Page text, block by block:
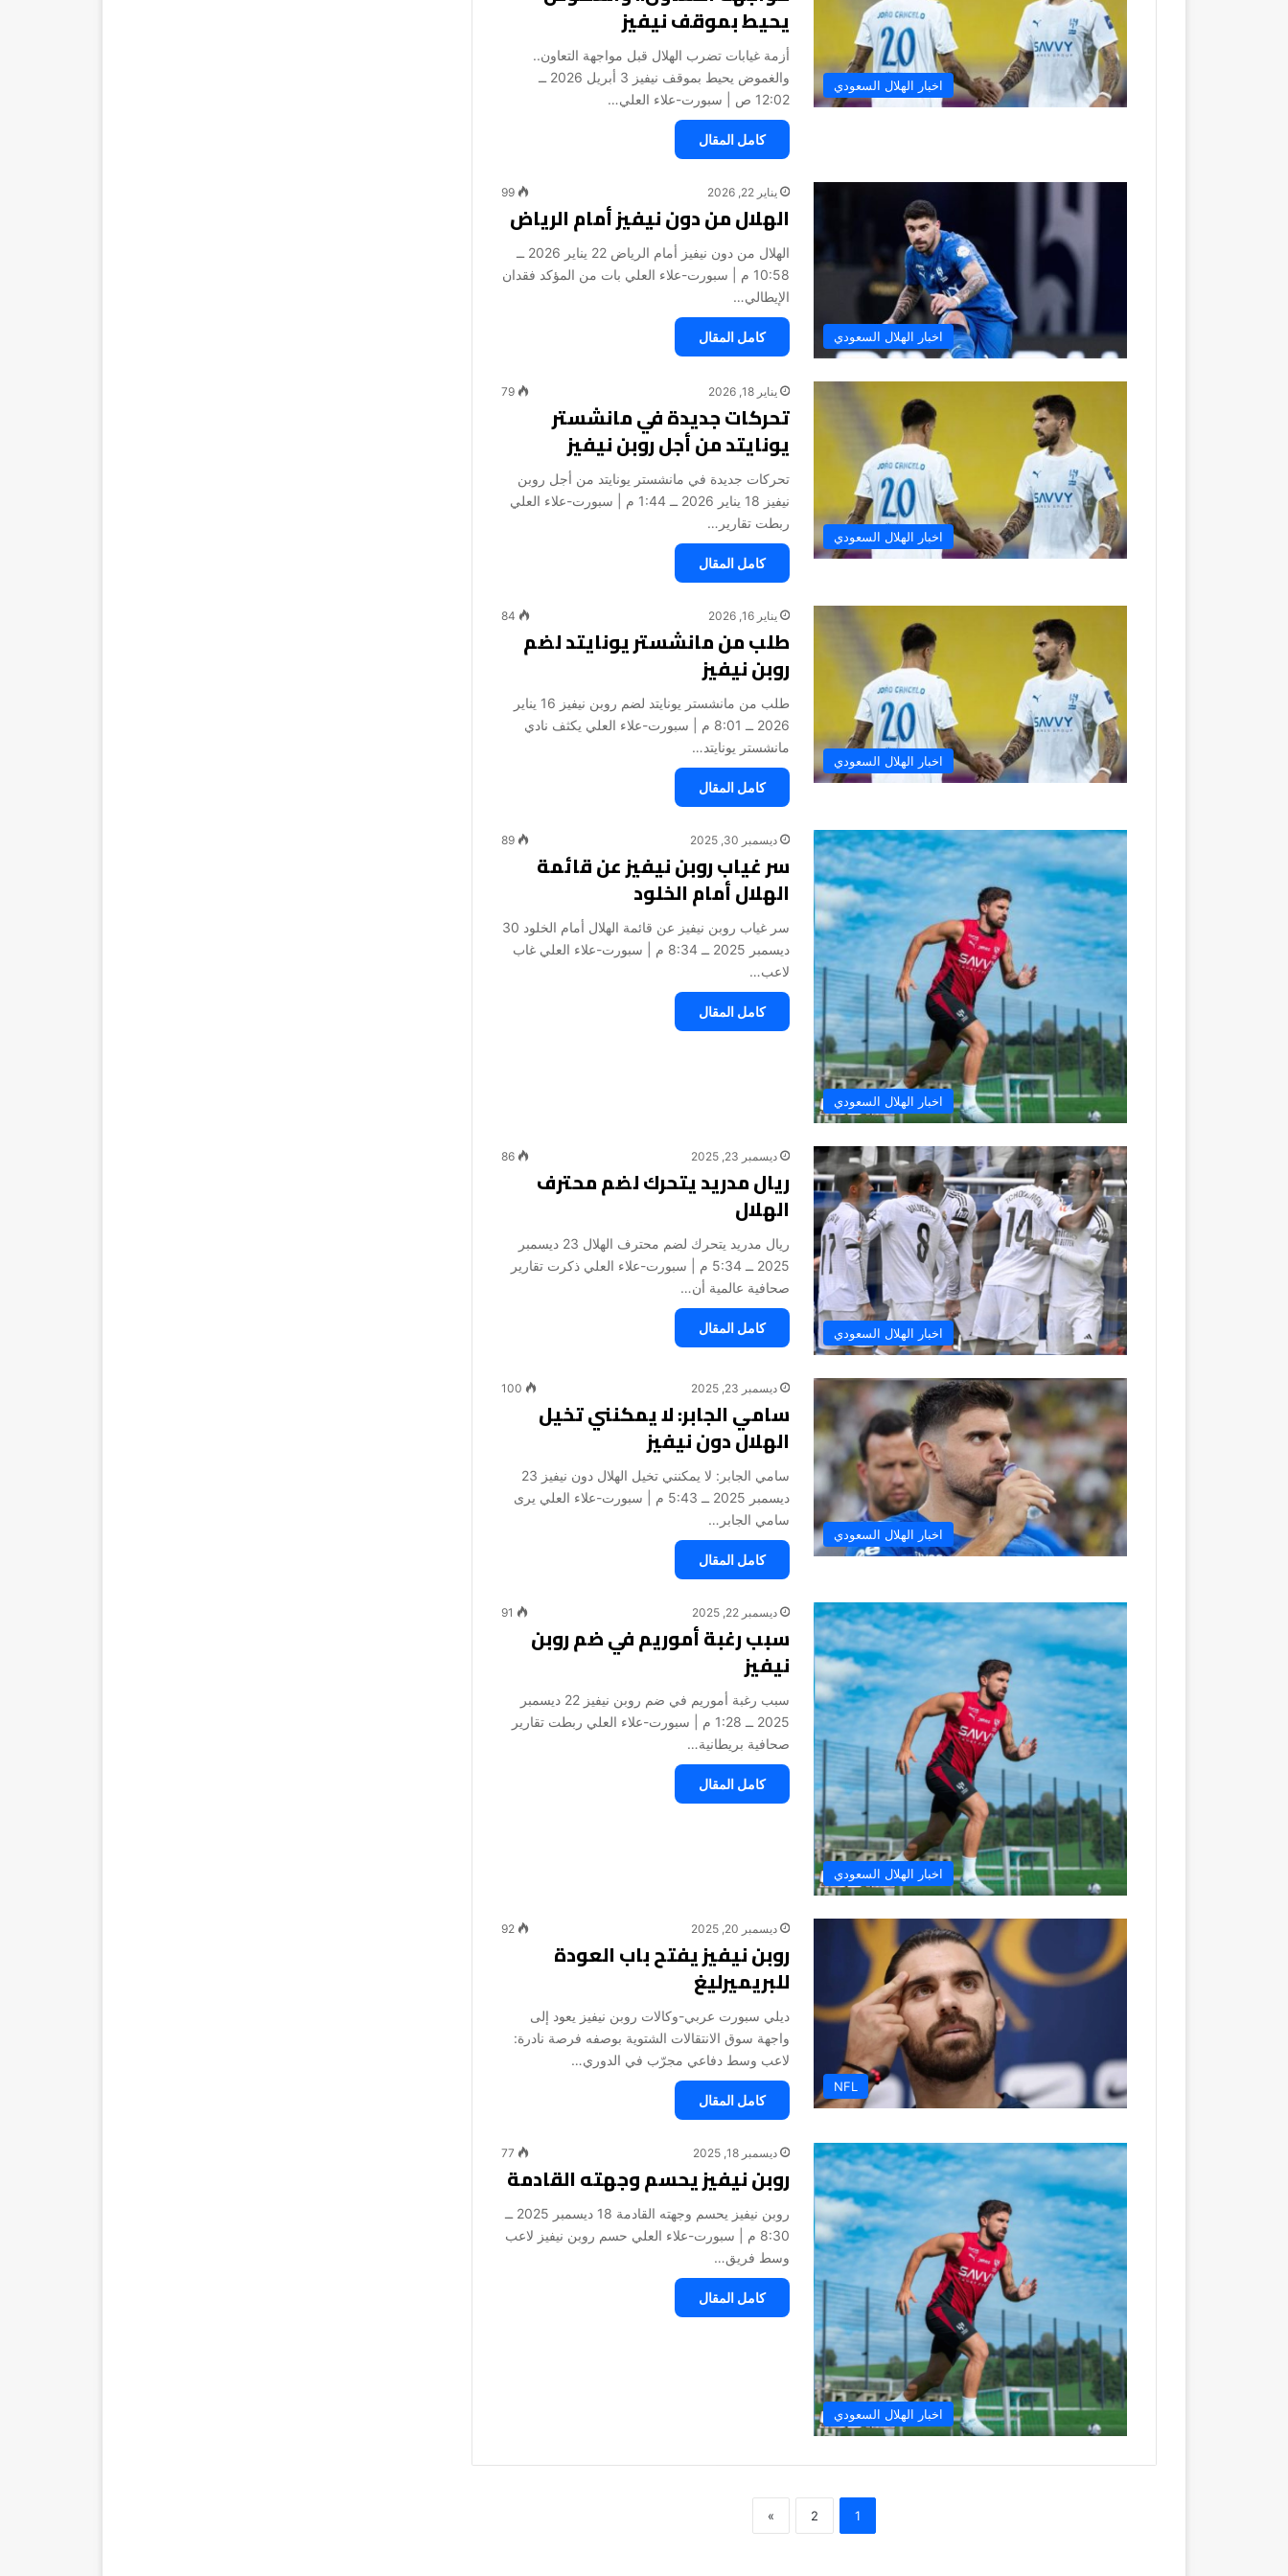
اخبار الهلال السعودي
يحيط بموقف نيفيز
أزمة غيابات تضرب الهلال قبل مواجهة التعاون..
والغموض يحيط بموقف نيفيز 3 أبريل 2026 ــ
12:02 ص | سبورت-علاء العلي…
كامل المقال
اخبار الهلال السعودي
يناير 22, 2026 99
الهلال من دون نيفيز أمام الرياض
الهلال من دون نيفيز أمام الرياض 22 يناير 2026 ــ
10:58 م | سبورت-علاء العلي بات من المؤكد فقدان
الإيطالي…
كامل المقال
اخبار الهلال السعودي
يناير 18, 2026 79
تحركات جديدة في مانشستر
يونايتد من أجل روبن نيفيز
تحركات جديدة في مانشستر يونايتد من أجل روبن
نيفيز 18 يناير 2026 ــ 1:44 م | سبورت-علاء العلي
ربطت تقارير…
كامل المقال
اخبار الهلال السعودي
يناير 16, 2026 84
طلب من مانشستر يونايتد لضم
روبن نيفيز
طلب من مانشستر يونايتد لضم روبن نيفيز 16 يناير
2026 ــ 8:01 م | سبورت-علاء العلي يكثف نادي
مانشستر يونايتد…
كامل المقال
اخبار الهلال السعودي
ديسمبر 30, 2025 89
سر غياب روبن نيفيز عن قائمة
الهلال أمام الخلود
سر غياب روبن نيفيز عن قائمة الهلال أمام الخلود 30
ديسمبر 2025 ــ 8:34 م | سبورت-علاء العلي غاب
لاعب…
كامل المقال
اخبار الهلال السعودي
ديسمبر 23, 2025 86
ريال مدريد يتحرك لضم محترف
الهلال
ريال مدريد يتحرك لضم محترف الهلال 23 ديسمبر
2025 ــ 5:34 م | سبورت-علاء العلي ذكرت تقارير
صحافية عالمية أن…
كامل المقال
اخبار الهلال السعودي
ديسمبر 23, 2025 100
سامي الجابر: لا يمكنني تخيل
الهلال دون نيفيز
سامي الجابر: لا يمكنني تخيل الهلال دون نيفيز 23
ديسمبر 2025 ــ 5:43 م | سبورت-علاء العلي يرى
سامي الجابر…
كامل المقال
اخبار الهلال السعودي
ديسمبر 22, 2025 91
سبب رغبة أموريم في ضم روبن
نيفيز
سبب رغبة أموريم في ضم روبن نيفيز 22 ديسمبر
2025 ــ 1:28 م | سبورت-علاء العلي ربطت تقارير
صحافية بريطانية…
كامل المقال
NFL
ديسمبر 20, 2025 92
روبن نيفيز يفتح باب العودة
للبريميرليغ
ديلي سبورت عربي-وكالات روبن نيفيز يعود إلى
واجهة سوق الانتقالات الشتوية بوصفه فرصة نادرة:
لاعب وسط دفاعي مجرّب في الدوري…
كامل المقال
اخبار الهلال السعودي
ديسمبر 18, 2025 77
روبن نيفيز يحسم وجهته القادمة
روبن نيفيز يحسم وجهته القادمة 18 ديسمبر 2025 ــ
8:30 م | سبورت-علاء العلي حسم روبن نيفيز لاعب
وسط فريق…
كامل المقال
1
2
»